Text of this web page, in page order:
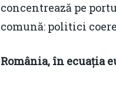
concentrează pe
comună: politici
România, în ecuația